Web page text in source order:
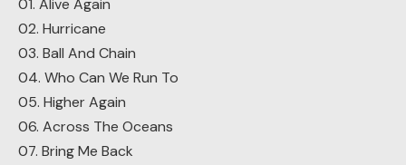
01. Alive Again
02. Hurricane
03. Ball And Chain
04. Who Can We Run To
05. Higher Again
06. Across The Oceans
07. Bring Me Back